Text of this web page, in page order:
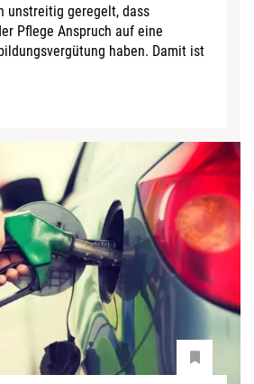
unstreitig geregelt, dass
Pflege Anspruch auf eine
haben. Damit ist